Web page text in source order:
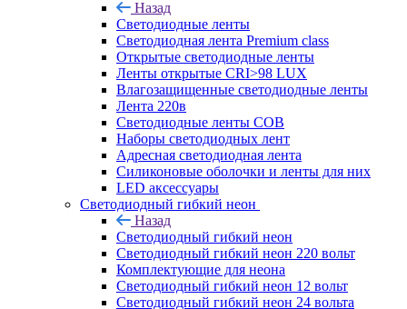
Назад
Светодиодные ленты
Светодиодная лента Premium class
Открытые светодиодные ленты
Ленты открытые CRI>98 LUX
Влагозащищенные светодиодные ленты
Лента 220в
Светодиодные ленты COB
Наборы светодиодных лент
Адресная светодиодная лента
Силиконовые оболочки и ленты для них
LED аксессуары
Светодиодный гибкий неон
Назад
Светодиодный гибкий неон
Светодиодный гибкий неон 220 вольт
Комплектующие для неона
Светодиодный гибкий неон 12 вольт
Светодиодный гибкий неон 24 вольта